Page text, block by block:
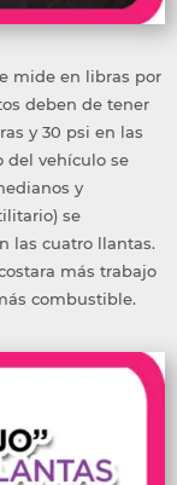
mide en libras por
deben de tener
y 30 psi en las
del vehículo se
y
se
las cuatro llantas.
más trabajo
combustible.